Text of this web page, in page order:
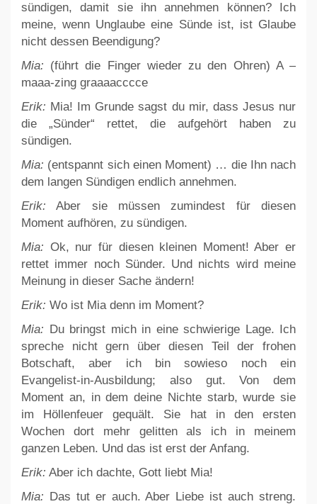
sündigen, damit sie ihn annehmen können? Ich
meine, wenn Unglaube eine Sünde ist, ist Glaube
nicht dessen Beendigung?
Mia: (führt die Finger wieder zu den Ohren) A –
maaa-zing graaaacccce
Erik: Mia! Im Grunde sagst du mir, dass Jesus nur
die „Sünder“ rettet, die aufgehört haben zu
sündigen.
Mia: (entspannt sich einen Moment) … die Ihn nach
dem langen Sündigen endlich annehmen.
Erik: Aber sie müssen zumindest für diesen
Moment aufhören, zu sündigen.
Mia: Ok, nur für diesen kleinen Moment! Aber er
rettet immer noch Sünder. Und nichts wird meine
Meinung in dieser Sache ändern!
Erik: Wo ist Mia denn im Moment?
Mia: Du bringst mich in eine schwierige Lage. Ich
spreche nicht gern über diesen Teil der frohen
Botschaft, aber ich bin sowieso noch ein
Evangelist-in-Ausbildung; also gut. Von dem
Moment an, in dem deine Nichte starb, wurde sie
im Höllenfeuer gequält. Sie hat in den ersten
Wochen dort mehr gelitten als ich in meinem
ganzen Leben. Und das ist erst der Anfang.
Erik: Aber ich dachte, Gott liebt Mia!
Mia: Das tut er auch. Aber Liebe ist auch streng.